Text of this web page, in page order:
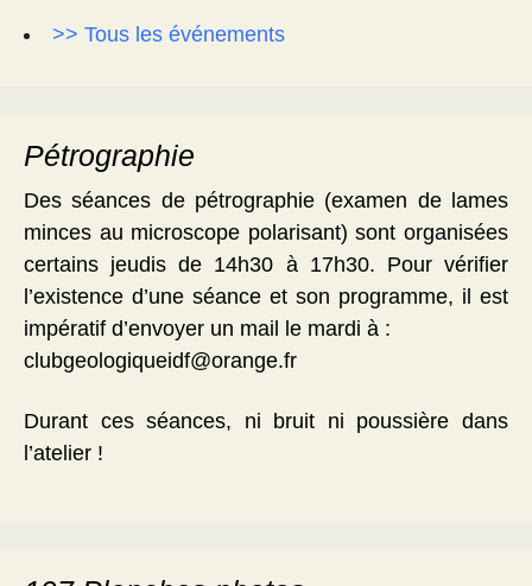
>> Tous les événements
Pétrographie
Des séances de pétrographie (examen de lames
minces au microscope polarisant) sont organisées
certains jeudis de 14h30 à 17h30. Pour vérifier
l’existence d’une séance et son programme, il est
impératif d’envoyer un mail le mardi à :
clubgeologiqueidf@orange.fr
Durant ces séances, ni bruit ni poussière dans
l’atelier !